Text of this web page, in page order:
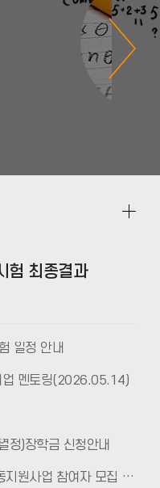
험 최종결과
일정 안내
업 멘토링(2026.05.14)
)장학금 신청안내
대학원 2026년 학부연구생 활동지원사업 참여자 모집 안내